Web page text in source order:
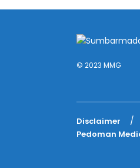
© 2023 MMG
Disclaimer
Pedoman